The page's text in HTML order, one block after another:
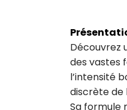
Découvrez
des vastes
l’intensité
discrète de
Sa formule